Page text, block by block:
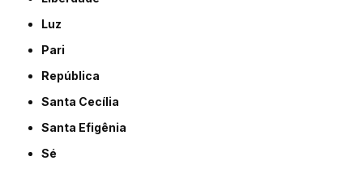
Luz
Pari
República
Santa Cecília
Santa Efigênia
Sé